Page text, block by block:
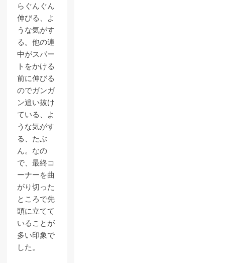
らぐんぐん
伸びる、よ
うな気がす
る。他の連
中がスパー
トをかける
前に伸びる
のでガンガ
ン追い抜け
ている、よ
うな気がす
る、たぶ
ん。なの
で、最終コ
ーナーを曲
がり切った
ところで先
頭に立てて
いることが
多い印象で
した。